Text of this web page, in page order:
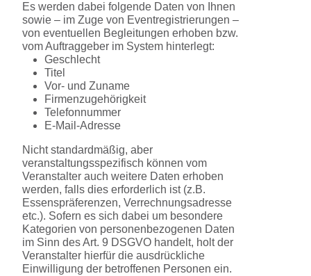
Es werden dabei folgende Daten von Ihnen
sowie – im Zuge von Eventregistrierungen –
von eventuellen Begleitungen erhoben bzw.
vom Auftraggeber im System hinterlegt:
Geschlecht
Titel
Vor- und Zuname
Firmenzugehörigkeit
Telefonnummer
E-Mail-Adresse
Nicht standardmäßig, aber
veranstaltungsspezifisch können vom
Veranstalter auch weitere Daten erhoben
werden, falls dies erforderlich ist (z.B.
Essenspräferenzen, Verrechnungsadresse
etc.). Sofern es sich dabei um besondere
Kategorien von personenbezogenen Daten
im Sinn des Art. 9 DSGVO handelt, holt der
Veranstalter hierfür die ausdrückliche
Einwilligung der betroffenen Personen ein.